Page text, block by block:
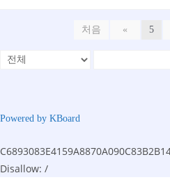
처음 « 5
Powered by KBoard
Disallow: /